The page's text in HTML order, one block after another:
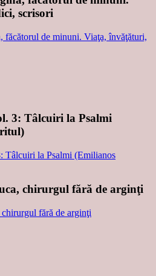
scrisori
3: Tâlcuiri la Psalmi
chirurgul fără de arginţi